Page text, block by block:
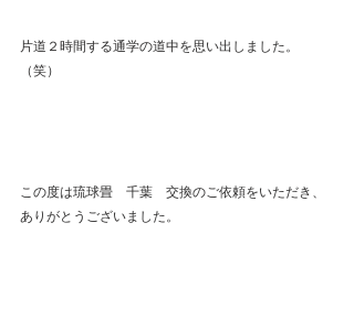
片道２時間する通学の道中を思い出しました。
（笑）
この度は琉球畳　千葉　交換のご依頼をいただき、
ありがとうございました。